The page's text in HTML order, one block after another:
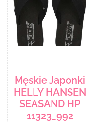
Męskie Japonki
HELLY HANSEN
SEASAND HP
11323_992